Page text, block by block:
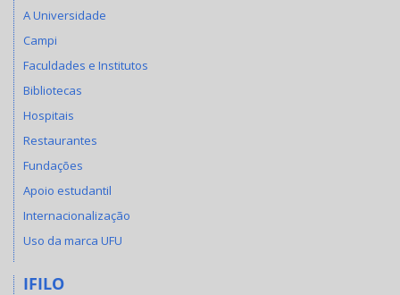
A Universidade
Campi
Faculdades e Institutos
Bibliotecas
Hospitais
Restaurantes
Fundações
Apoio estudantil
Internacionalização
Uso da marca UFU
IFILO